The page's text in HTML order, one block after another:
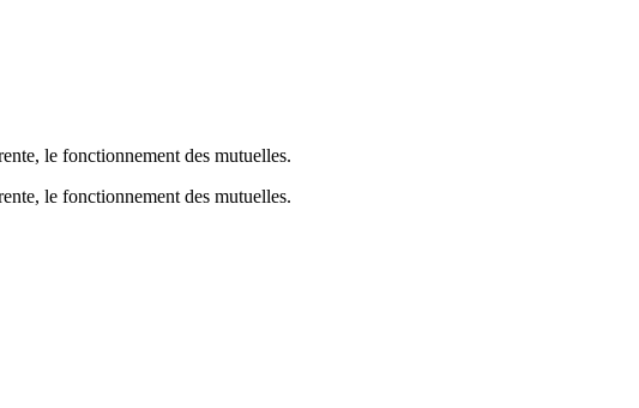
le fonctionnement des mutuelles.
le fonctionnement des mutuelles.